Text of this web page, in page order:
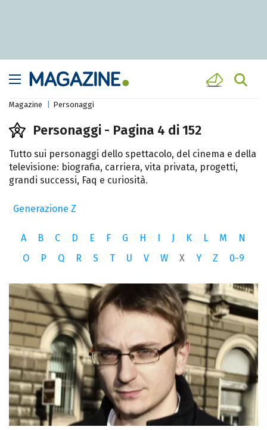
Magazine Personaggi
Personaggi - Pagina 4 di 152
Tutto sui personaggi dello spettacolo, del cinema e della
televisione: biografia, carriera, vita privata, progetti,
grandi successi, Faq e curiosità.
Generazione Z
A B C D E F G H J K L M
N
O
P Q R S T U V W X Y Z 0-9